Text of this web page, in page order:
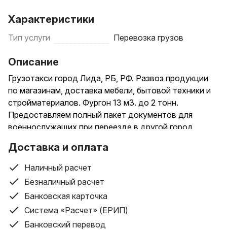
Характеристики
Тип услуги Перевозка грузов
Описание
Грузотакси город Лида, РБ, РФ. Развоз продукции
по магазинам, доставка мебели, бытовой техники и
стройматериалов. Фургон 13 м3. до 2 тонн.
Предоставляем полный пакет документов для
военнослужащих при переезде в другой город
Лида-Гродно
Лида-Барановичи
Грузоперевозки Лида
Вывоз строительного мусора
Вывоз мебели на свалку
Утилизация мебели
Утилизация техники
Доставка и оплата
Наличный расчет
Безналичный расчет
Банковская карточка
Система «Расчет» (ЕРИП)
Банковский перевод